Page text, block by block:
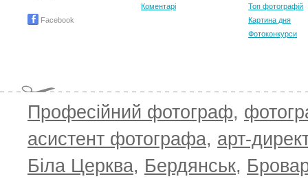
Facebook
Коментарі
Топ фотографій
Картина дня
Фотоконкурси
Професійний фотограф,
асистент фотографа, арт-
Біла Церква, Бердянськ,